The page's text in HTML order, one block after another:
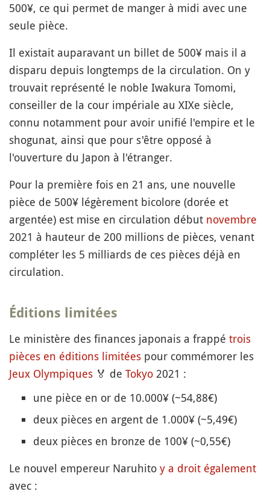
500¥, ce qui permet de manger à midi avec une
seule pièce.
Il existait auparavant un billet de 500¥ mais il a
disparu depuis longtemps de la circulation. On y
trouvait représenté le noble Iwakura Tomomi,
conseiller de la cour impériale au XIXe siècle,
connu notamment pour avoir unifié l'empire et le
shogunat, ainsi que pour s'être opposé à
l'ouverture du Japon à l'étranger.
Pour la première fois en 21 ans, une nouvelle
pièce de 500¥ légèrement bicolore (dorée et
argentée) est mise en circulation début novembre
2021 à hauteur de 200 millions de pièces, venant
compléter les 5 milliards de ces pièces déjà en
circulation.
Éditions limitées
Le ministère des finances japonais a frappé trois
pièces en éditions limitées pour commémorer les
Jeux Olympiques 🏅 de Tokyo 2021 :
une pièce en or de 10.000¥ (~54,88€)
deux pièces en argent de 1.000¥ (~5,49€)
deux pièces en bronze de 100¥ (~0,55€)
Le nouvel empereur Naruhito y a droit également
avec :